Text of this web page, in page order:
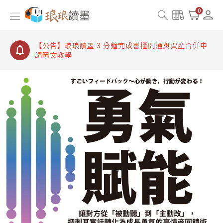
0
【公告】琅琅讀墨書櫃開通常見問題
【公告】琅琅讀墨 3 分鐘完成書櫃開通與資產合併申
【公告】琅琅書店服務升級重要說明及資產合併結果
查詢